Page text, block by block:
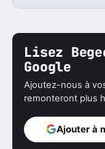
Lisez
Google
Ajoutez-nous à
remonteront plus
Ajouter à